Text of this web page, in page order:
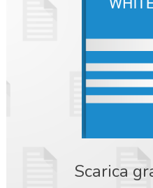
Scarica